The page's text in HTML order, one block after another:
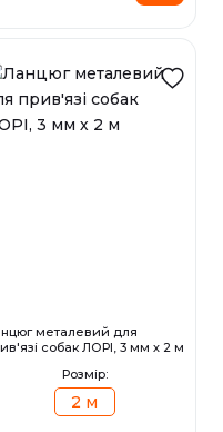
металевий для
собак ЛОРІ, 3 мм х 2 м
Розмір:
2 м